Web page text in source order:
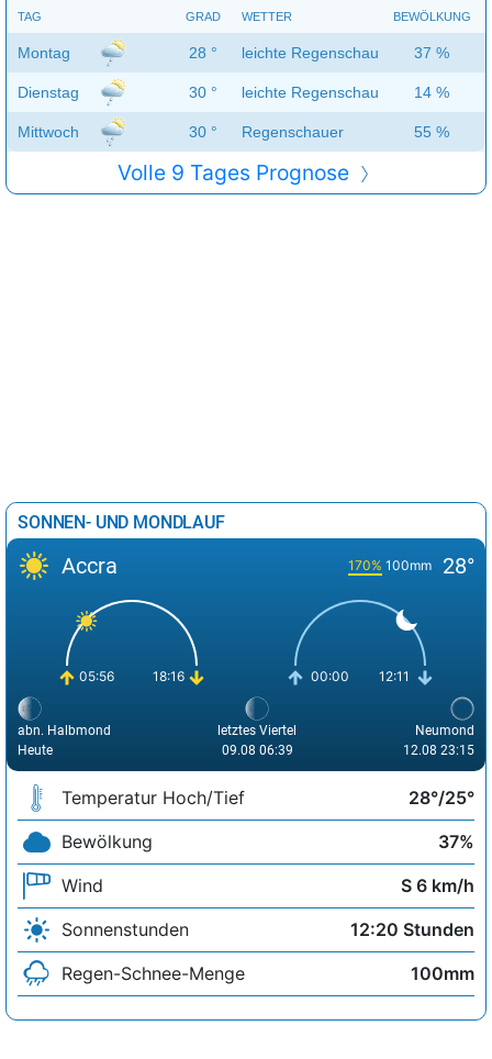
TAG GRAD WETTER BEWÖLKUNG
Montag 28 ° leichte Regenschauer 37 %
Dienstag 30 ° leichte Regenschauer 14 %
Mittwoch 30 ° Regenschauer 55 %
Volle 9 Tages Prognose
SONNEN- UND MONDLAUF
Accra 170% 100mm 28°
05:56 18:16 00:00 12:11
abn. Halbmond
Heute
letztes Viertel
09.08 06:39
Neumond
12.08 23:15
Temperatur Hoch/Tief
28°/25°
Bewölkung
37%
Wind
S 6 km/h
Sonnenstunden
12:20 Stunden
Regen-Schnee-Menge
100mm